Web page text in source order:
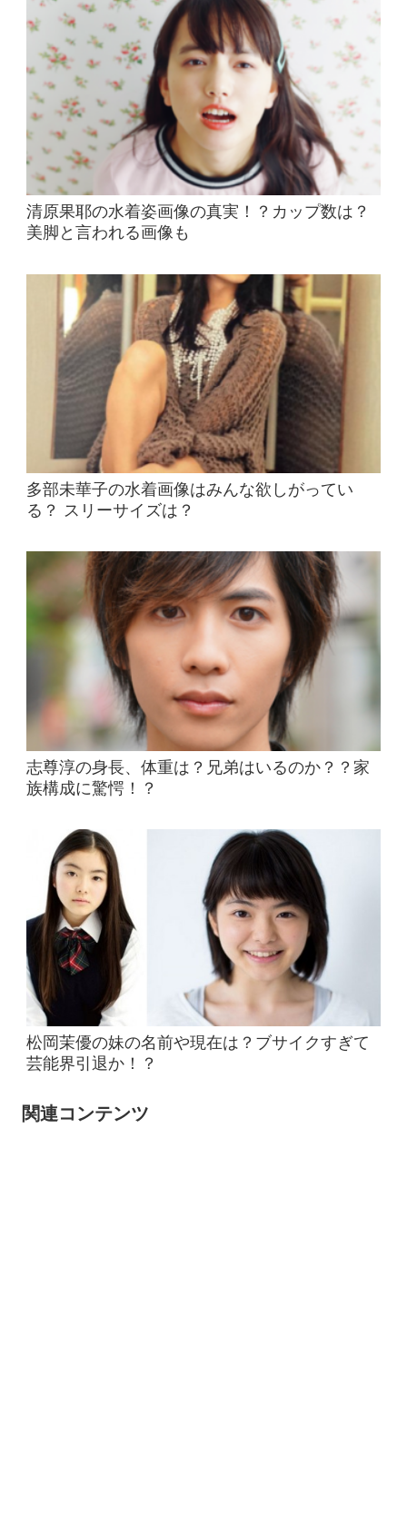
清原果耶の水着姿画像の真実！？カップ数は？
美脚と言われる画像も
多部未華子の水着画像はみんな欲しがってい
る？ スリーサイズは？
志尊淳の身長、体重は？兄弟はいるのか？？家
族構成に驚愕！？
松岡茉優の妹の名前や現在は？ブサイクすぎて
芸能界引退か！？
関連コンテンツ